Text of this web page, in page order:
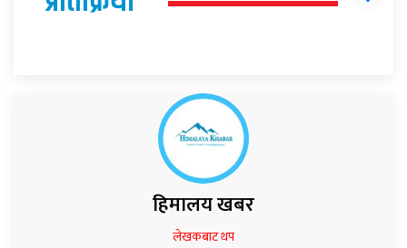
हिमालय खबर
लेखकबाट थप